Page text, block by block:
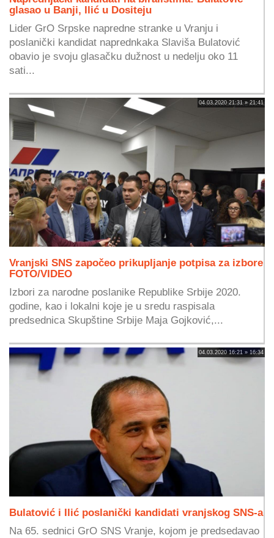
glasao u Banji, Ilić u Dositeju
Lider GrO Srpske napredne stranke u Vranju i
poslanički kandidat naprednkaka Slaviša Bulatović
obavio je svoju glasačku dužnost u nedelju oko 11
sati...
04.03.2020 21:31 » 21:41
Vranjski SNS započeo prikupljanje potpisa za izbore
FOTO/VIDEO
Izbori za narodne poslanike Republike Srbije 2020.
godine, kao i lokalni koje je u sredu raspisala
predsednica Skupštine Srbije Maja Gojković,...
04.03.2020 16:21 » 16:34
Bulatović i Ilić poslanički kandidati vranjskog SNS-a
Na 65. sednici GrO SNS Vranje, kojom je predsedavao